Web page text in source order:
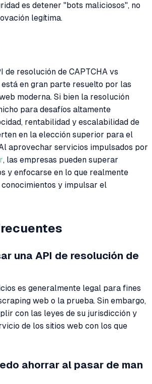
es detener "bots maliciosos", no
legítima.
de resolución de CAPTCHA vs
en gran parte resuelto por las
moderna. Si bien la resolución
para desafíos altamente
rentabilidad y escalabilidad de
en la elección superior para el
aprovechar servicios impulsados por
, las empresas pueden superar
y enfocarse en lo que realmente
y impulsar el
una API de resolución de
es generalmente legal para fines
web o la prueba. Sin embargo,
con las leyes de su jurisdicción y
de los sitios web con los que
ahorrar al pasar de man